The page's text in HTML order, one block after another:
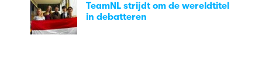
TeamNL strijdt om de wereldtitel
in debatteren